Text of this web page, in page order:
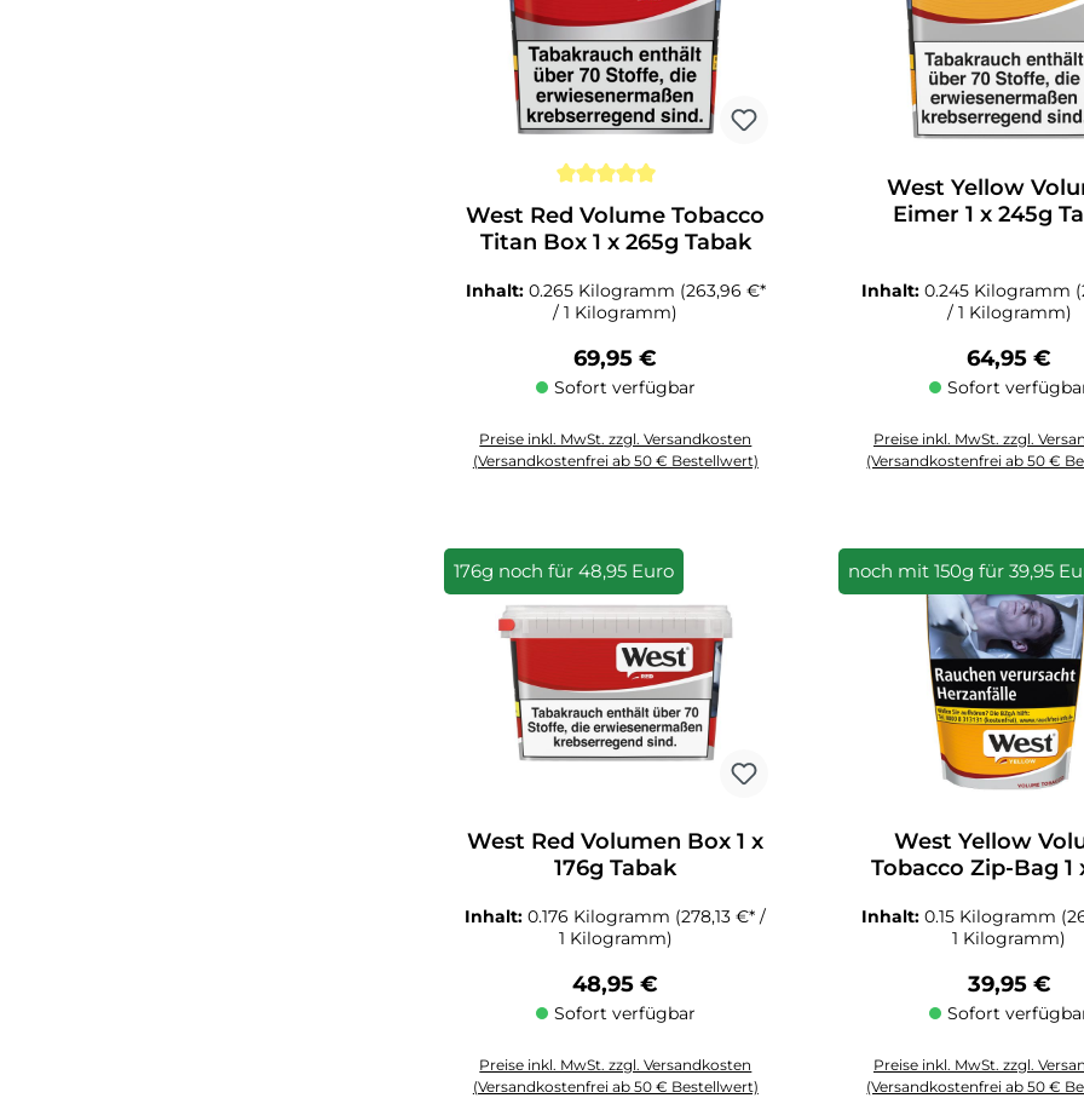
Durchschnittliche Bewertung von 5 von 5 Sternen
West Red Volume Tobacco
Titan Box 1 x 265g Tabak
Inhalt: 0.265 Kilogramm (263,96 €*
/ 1 Kilogramm)
Regulärer Preis:
69,95 €
Sofort verfügbar
Preise inkl. MwSt. zzgl. Versandkosten
(Versandkostenfrei ab 50 € Bestellwert)
West Yellow
Eimer 1 x 245g
Inhalt:0.245 Kilogramm
/ 1 Kilogramm)
Regulärer
64,95 €
Sofort
Preise inkl. MwSt. zzgl.
(Versandkostenfrei ab 50 €
176g noch für 48,95 Euro
West Red Volumen Box 1 x
176g Tabak
Inhalt:0.176 Kilogramm (278,13 €* /
1 Kilogramm)
Regulärer Preis:
48,95 €
Sofort verfügbar
Preise inkl. MwSt. zzgl. Versandkosten
(Versandkostenfrei ab 50 € Bestellwert)
noch mit 150g für 39,95
West Yellow
Tobacco Zip-Bag 1
Inhalt:0.15 Kilogramm
1 Kilogramm)
Regulärer
39,95 €
Sofort
Preise inkl. MwSt. zzgl.
(Versandkostenfrei ab 50 €